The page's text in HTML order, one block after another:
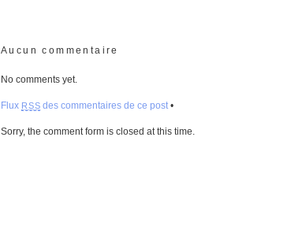
Aucun commentaire
No comments yet.
Flux RSS des commentaires de ce post•
Sorry, the comment form is closed at this time.